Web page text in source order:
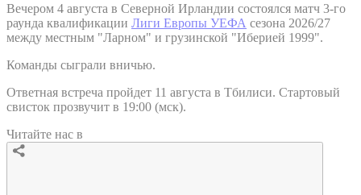
Вечером 4 августа в Северной Ирландии состоялся матч 3-го
раунда квалификации Лиги Европы УЕФА сезона 2026/27
между местным "Ларном" и грузинской "Иберией 1999".
Команды сыграли вничью.
Ответная встреча пройдет 11 августа в Тбилиси. Стартовый
свисток прозвучит в 19:00 (мск).
Читайте нас в